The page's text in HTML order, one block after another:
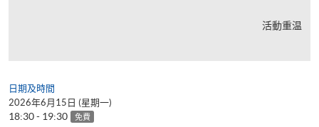
活動重温
日期及時間
2026年6月15日 (星期一)
18:30 - 19:30 免費